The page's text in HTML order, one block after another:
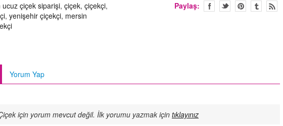
ucuz çiçek siparişi, çiçek, çiçekçi,
, yenişehir çiçekçi, mersin
Paylaş:
Yorum Yap
için yorum mevcut değil. İlk yorumu yazmak için tıklayınız